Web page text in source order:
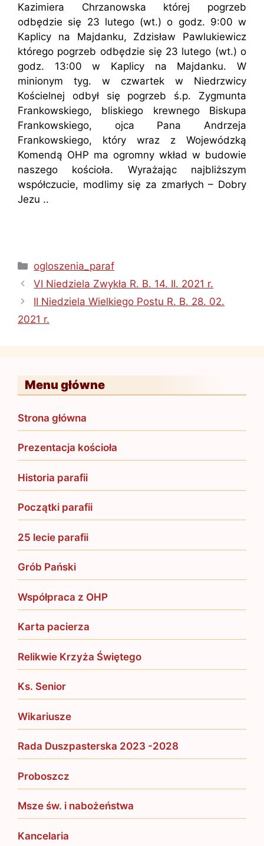
Kazimiera Chrzanowska której pogrzeb
odbędzie się 23 lutego (wt.) o godz. 9:00 w
Kaplicy na Majdanku, Zdzisław Pawlukiewicz
którego pogrzeb odbędzie się 23 lutego (wt.) o
godz. 13:00 w Kaplicy na Majdanku. W
minionym tyg. w czwartek w Niedrzwicy
Kościelnej odbył się pogrzeb ś.p. Zygmunta
Frankowskiego, bliskiego krewnego Biskupa
Frankowskiego, ojca Pana Andrzeja
Frankowskiego, który wraz z Wojewódzką
Komendą OHP ma ogromny wkład w budowie
naszego kościoła. Wyrażając najbliższym
współczucie, modlimy się za zmarłych – Dobry
Jezu ..
Kategorie
ogloszenia_paraf
VI Niedziela Zwykła R. B. 14. II. 2021 r.
II Niedziela Wielkiego Postu R. B. 28. 02.
2021 r.
Menu główne
Strona główna
Prezentacja kościoła
Historia parafii
Początki parafii
25 lecie parafii
Grób Pański
Współpraca z OHP
Karta pacierza
Relikwie Krzyża Świętego
Ks. Senior
Wikariusze
Rada Duszpasterska 2023 -2028
Proboszcz
Msze św. i nabożeństwa
Kancelaria